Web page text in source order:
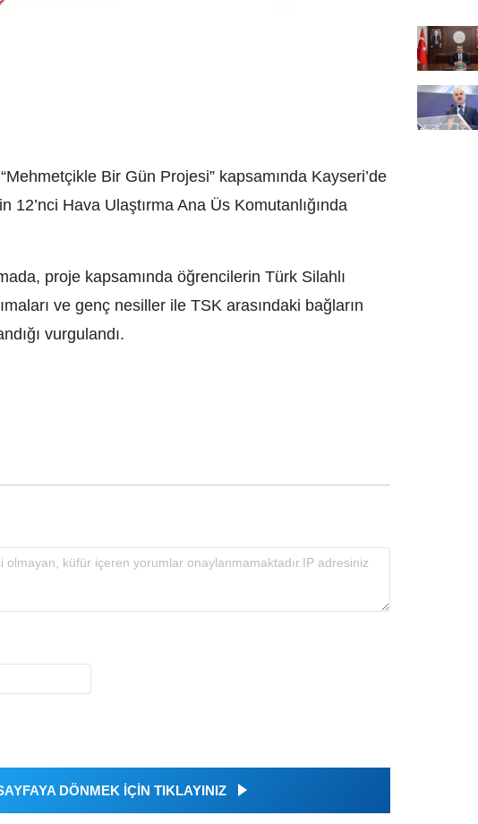
Bir Gün Projesi” kapsamında Kayseri’de
12’nci Hava Ulaştırma Ana Üs Komutanlığında
proje kapsamında öğrencilerin Türk Silahlı
ve genç nesiller ile TSK arasındaki bağların
vurgulandı.
DÖNMEK İÇİN TIKLAYINIZ